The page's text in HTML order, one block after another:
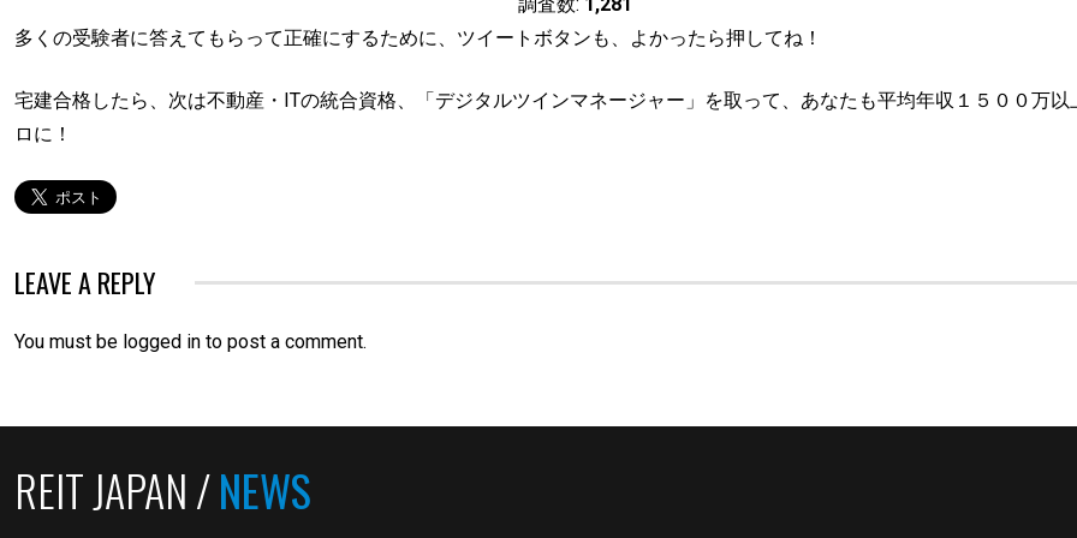
多くの受験者に答えてもらって正確にするために、ツイートボタンも、よかったら押してね！
宅建合格したら、次は不動産・ITの統合資格、「デジタルツインマネージャー」を取って、あなたも平均年収１５００万以
ロに！
LEAVE A REPLY
You must be logged in to post a comment.
REIT JAPAN /NEWS